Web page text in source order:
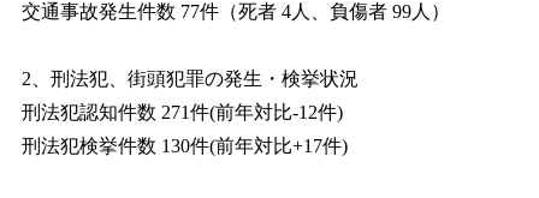
交通事故発生件数 77件（死者 4人、負傷者 99人）
2、刑法犯、街頭犯罪の発生・検挙状況
刑法犯認知件数 271件(前年対比-12件)
刑法犯検挙件数 130件(前年対比+17件)